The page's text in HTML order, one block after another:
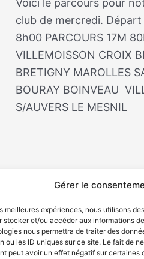
Gérer le
meilleures expériences, nous utilisons
stocker et/ou accéder aux informations
nous permettra de traiter des
ou les ID uniques sur ce site. Le fait de
peut avoir un effet négatif sur certaines
Voici le parcours pour
club de mercredi. Départ
8h00 PARCOURS 17M
VILLEMOISSON CROIX
BRETIGNY MAROLLES
BOURAY BOINVEAU
S/AUVERS LE MESNIL